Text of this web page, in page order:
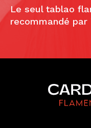
Le seul tablao
recommandé par